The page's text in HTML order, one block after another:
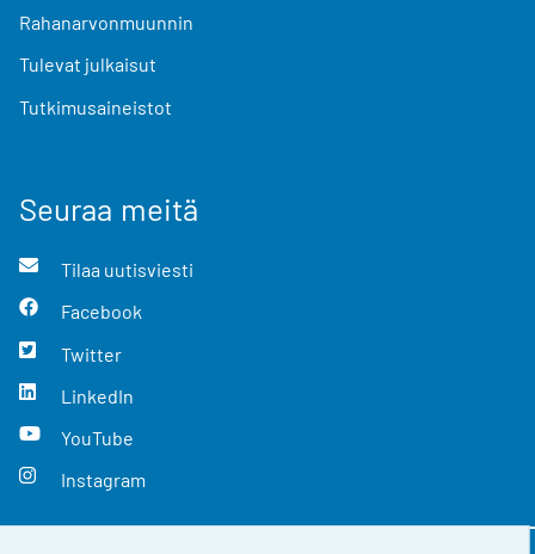
Rahanarvonmuunnin
Tulevat julkaisut
Tutkimusaineistot
Seuraa meitä
Tilaa uutisviesti
Facebook
Twitter
LinkedIn
YouTube
Instagram